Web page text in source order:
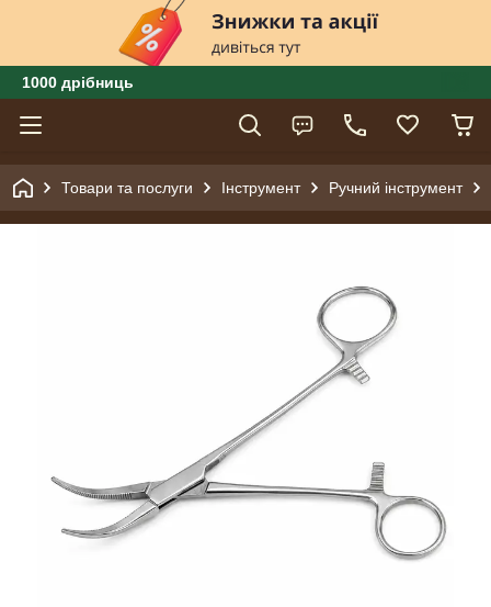
1000 дрібниць
Товари та послуги Інструмент Ручний інструмент